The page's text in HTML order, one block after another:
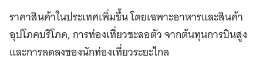
ราคาสินค้าในประเทศเพิ่มขึ้น โดยเฉพาะอาหารและสินค้า
อุปโภคบริโภค, การท่องเที่ยวชะลอตัว จากต้นทุนการบินสูง
และการลดลงของนักท่องเที่ยวระยะไกล